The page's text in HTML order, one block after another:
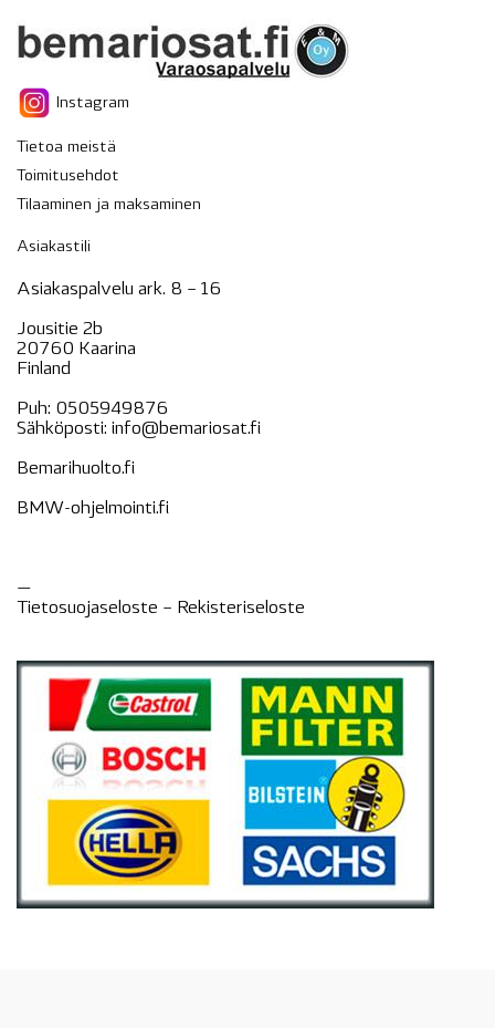
Instagram
Tietoa meistä
Toimitusehdot
Tilaaminen ja maksaminen
Asiakastili
Asiakaspalvelu ark. 8 – 16
Jousitie 2b
20760 Kaarina
Finland
Puh: 0505949876
Sähköposti: info@bemariosat.fi
Bemarihuolto.fi
BMW-ohjelmointi.fi
—
Tietosuojaseloste – Rekisteriseloste